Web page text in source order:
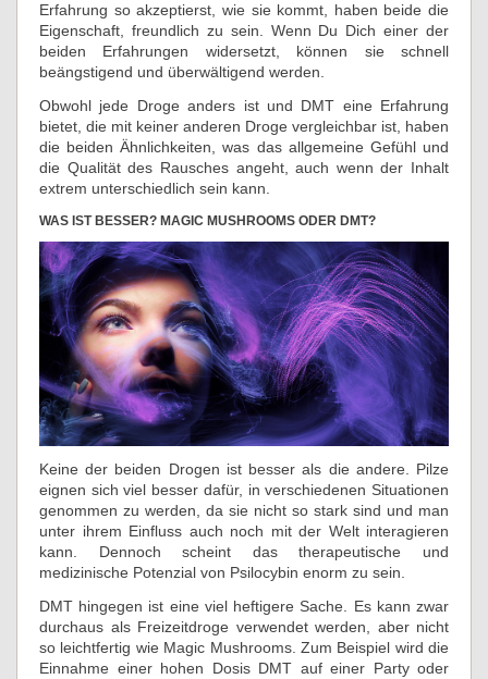
Erfahrung so akzeptierst, wie sie kommt, haben beide die
Eigenschaft, freundlich zu sein. Wenn Du Dich einer der
beiden Erfahrungen widersetzt, können sie schnell
beängstigend und überwältigend werden.
Obwohl jede Droge anders ist und DMT eine Erfahrung
bietet, die mit keiner anderen Droge vergleichbar ist, haben
die beiden Ähnlichkeiten, was das allgemeine Gefühl und
die Qualität des Rausches angeht, auch wenn der Inhalt
extrem unterschiedlich sein kann.
WAS IST BESSER? MAGIC MUSHROOMS ODER DMT?
Keine der beiden Drogen ist besser als die andere. Pilze
eignen sich viel besser dafür, in verschiedenen Situationen
genommen zu werden, da sie nicht so stark sind und man
unter ihrem Einfluss auch noch mit der Welt interagieren
kann. Dennoch scheint das therapeutische und
medizinische Potenzial von Psilocybin enorm zu sein.
DMT hingegen ist eine viel heftigere Sache. Es kann zwar
durchaus als Freizeitdroge verwendet werden, aber nicht
so leichtfertig wie Magic Mushrooms. Zum Beispiel wird die
Einnahme einer hohen Dosis DMT auf einer Party oder